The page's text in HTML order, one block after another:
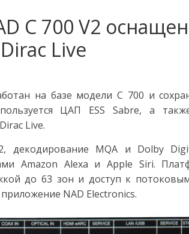
C 700 V2 оснащен
Live
на базе модели C 700 и
ЦАП ESS Sabre, а
Live.
декодирование MQA и Dolby
Amazon Alexa и Apple Siri.
до 63 зон и доступ к
NAD Electronics.